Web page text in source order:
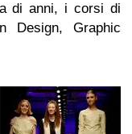
di anni, i corsi di
Design, Graphic